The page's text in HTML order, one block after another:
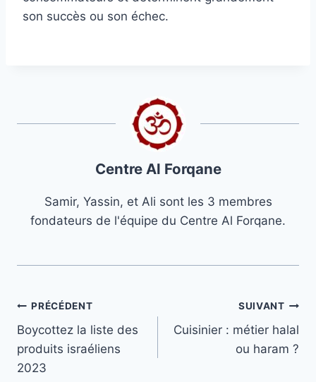
son succès ou son échec.
Centre Al Forqane
Samir, Yassin, et Ali sont les 3 membres
fondateurs de l'équipe du Centre Al Forqane.
Navigation
de
l’article
PRÉCÉDENT
Boycottez la liste des
produits israéliens
2023
SUIVANT
Cuisinier : métier halal
ou haram ?